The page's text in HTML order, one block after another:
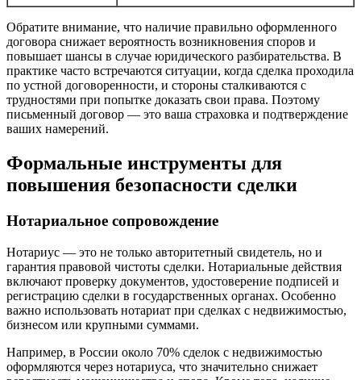
Обратите внимание, что наличие правильно оформленного
договора снижает вероятность возникновения споров и
повышает шансы в случае юридического разбирательства. В
практике часто встречаются ситуации, когда сделка проходила
по устной договоренности, и стороны сталкиваются с
трудностями при попытке доказать свои права. Поэтому
письменный договор — это ваша страховка и подтверждение
ваших намерений.
Формальные инструменты для
повышения безопасности сделки
Нотариальное сопровождение
Нотариус — это не только авторитетный свидетель, но и
гарантия правовой чистоты сделки. Нотариальные действия
включают проверку документов, удостоверение подписей и
регистрацию сделки в государственных органах. Особенно
важно использовать нотариат при сделках с недвижимостью,
бизнесом или крупными суммами.
Например, в России около 70% сделок с недвижимостью
оформляются через нотариуса, что значительно снижает